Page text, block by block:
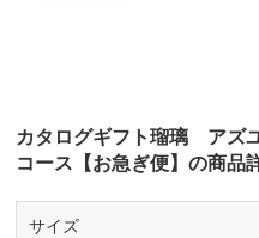
カタログギフト瑠璃 アズ
コース【お急ぎ便】の商品
サイズ